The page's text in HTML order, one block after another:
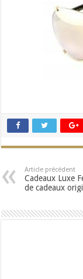
Article précédent
Cadeaux Luxe
de cadeaux